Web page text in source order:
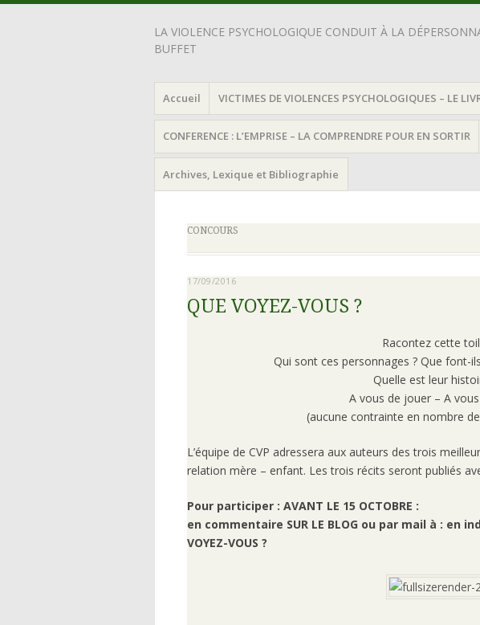
LA VIOLENCE PSYCHOLOGIQUE CONDUIT À LA
BUFFET
Accueil VICTIMES DE VIOLENCES PSYCHOLOGIQUES – LE
CONFERENCE : L’EMPRISE – LA COMPRENDRE POUR EN SORTIR
Archives, Lexique et Bibliographie
CONCOURS
17/09/2016
QUE VOYEZ-VOUS ?
Racontez cette
Qui sont ces personnages ? Que font-
Quelle est leur
A vous de jouer – A vous
(aucune contrainte en nombre
L’équipe de CVP adressera aux auteurs des trois
relation mère – enfant. Les trois récits seront publiés
Pour participer : AVANT LE 15 OCTOBRE :
en commentaire SUR LE BLOG ou par mail à : en
VOYEZ-VOUS ?